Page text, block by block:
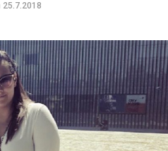
sousední Szklarske
kteří sem přišli z oblasti
Toto území se jim velmi
o oblast velmi bohatou na
našli zlato, drahokamy a
již v této době kyselinu
byla Szklarska
a okolní vísky.
25.7.2018